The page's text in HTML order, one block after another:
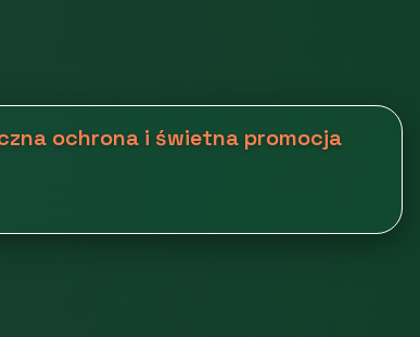
ochrona i świetna promocja